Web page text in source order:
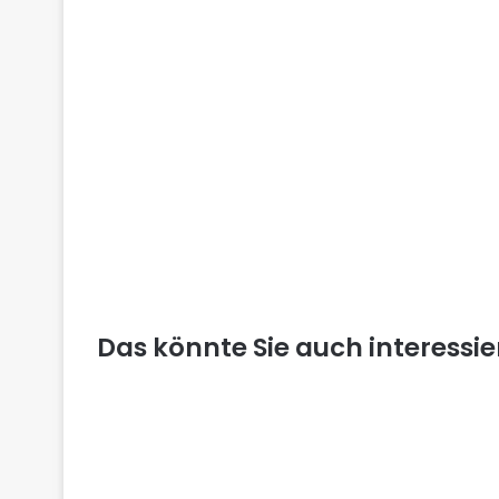
Das könnte Sie auch